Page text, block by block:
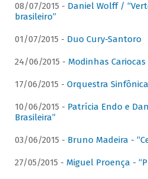
08/07/2015 - Daniel Wolff /
brasileiro”
01/07/2015 - Duo Cury-Santoro
24/06/2015 - Modinhas Cariocas
17/06/2015 - Orquestra
10/06/2015 - Patrícia Endo e
Brasileira”
03/06/2015 - Bruno Madeira -
27/05/2015 - Miguel Proença -